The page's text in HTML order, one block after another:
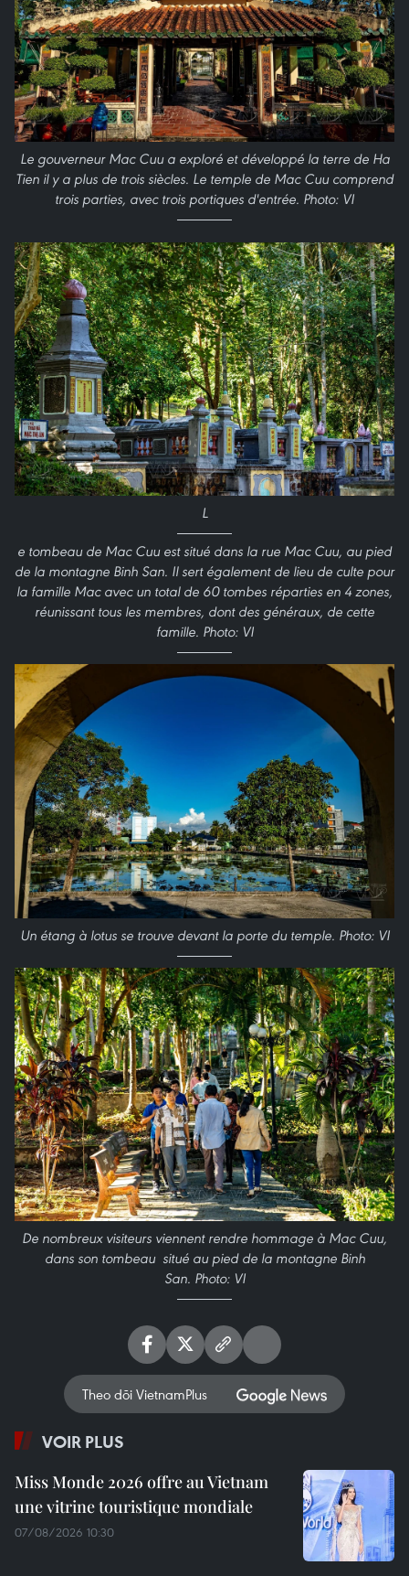
Le gouverneur Mac Cuu a exploré et développé la terre de Ha
Tien il y a plus de trois siècles. Le temple de Mac Cuu comprend
trois parties, avec trois portiques d'entrée. Photo: VI
L
e tombeau de Mac Cuu est situé dans la rue Mac Cuu, au pied
de la montagne Binh San. Il sert également de lieu de culte pour
la famille Mac avec un total de 60 tombes réparties en 4 zones,
réunissant tous les membres, dont des généraux, de cette
famille. Photo: VI
Un étang à lotus se trouve devant la porte du temple. Photo: VI
De nombreux visiteurs viennent rendre hommage à Mac Cuu,
dans son tombeau situé au pied de la montagne Binh
San. Photo: VI
Theo dõi VietnamPlus
VOIR PLUS
Miss Monde 2026 offre au Vietnam
une vitrine touristique mondiale
07/08/2026 10:30